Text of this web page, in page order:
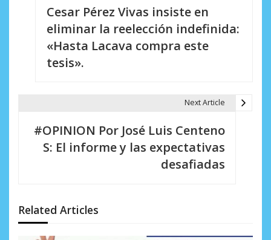
d
Cesar Pérez Vivas insiste en
eliminar la reelección indefinida:
«Hasta Lacava compra este
tesis».
Next Article
#OPINION Por José Luis Centeno
S: El informe y las expectativas
desafiadas
Related Articles